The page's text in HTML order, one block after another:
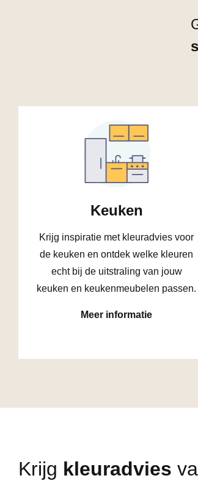
Keuken
Krijg inspiratie met kleuradvies voor
de keuken en ontdek welke kleuren
echt bij de uitstraling van jouw
keuken en keukenmeubelen passen.
Meer informatie
Krijg kleuradvies